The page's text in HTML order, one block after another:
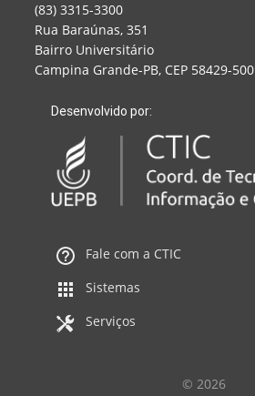
(83) 3315-3300
Rua Baraúnas, 351
Bairro Universitário
Campina Grande-PB, CEP 58429-500
Desenvolvido por:
Fale com a CTIC
Sistemas
Serviços
© 2026